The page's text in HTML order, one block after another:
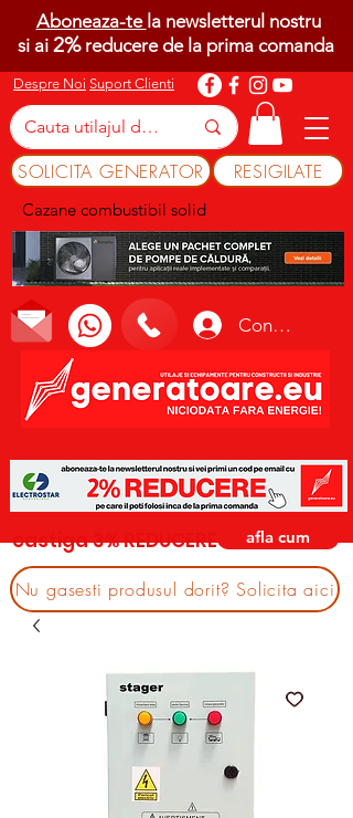
Despre Noi Suport Clienti
SOLICITA GENERATOR RESIGILATE
Cazane combustibil solid
Conectează-te
Aboneaza-te la newsletterul nostru
si ai 2%reducere de la prima comanda
castiga 3% REDUCERE afla cum
Nu gasesti produsul dorit? Solicita aici